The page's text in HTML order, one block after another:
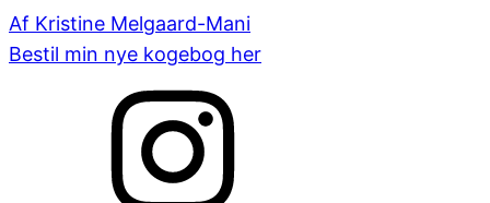
Af Kristine Melgaard-Mani
Bestil min nye kogebog her